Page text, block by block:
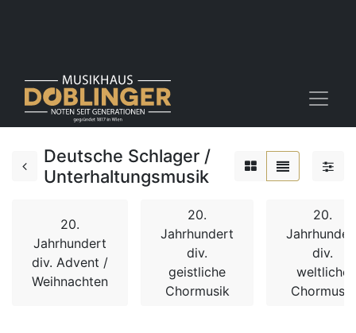
Deutsche Schlager /
Unterhaltungsmusik
20.
Jahrhundert
div. Advent /
Weihnachten
20.
Jahrhundert
div.
geistliche
Chormusik
20.
div.
weltliche
Chormusik